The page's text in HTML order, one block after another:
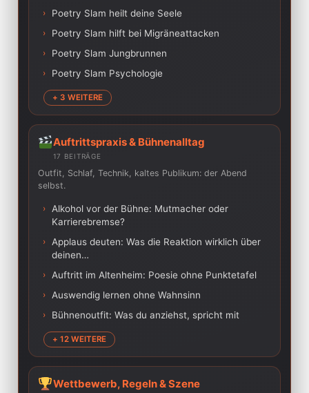
› Poetry Slam heilt deine Seele
› Poetry Slam hilft bei Migräneattacken
› Poetry Slam Jungbrunnen
› Poetry Slam Psychologie
+ 3 WEITERE
Auftrittspraxis & Bühnenalltag
17 BEITRÄGE
Outfit, Schlaf, Technik, kaltes Publikum: der Abend
selbst.
›
Alkohol vor der Bühne: Mutmacher oder
Karrierebremse?
›
Applaus deuten: Was die Reaktion wirklich über
deinen…
› Auftritt im Altenheim: Poesie ohne Punktetafel
› Auswendig lernen ohne Wahnsinn
› Bühnenoutfit: Was du anziehst, spricht mit
+ 12 WEITERE
Wettbewerb, Regeln & Szene